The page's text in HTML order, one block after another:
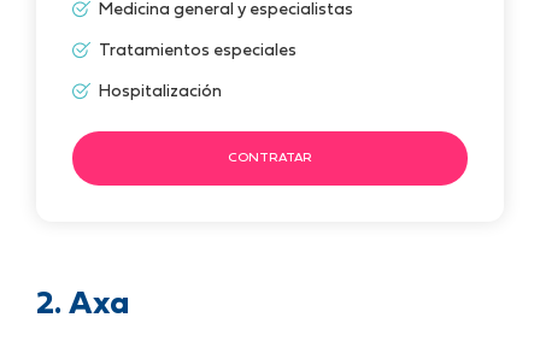
Medicina general y especialistas
Tratamientos especiales
Hospitalización
CONTRATAR
2. Axa